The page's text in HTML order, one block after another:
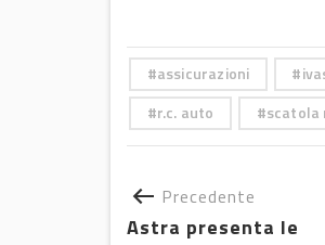
assicurazioni
r.c. auto
scatola
Precedente
Astra presenta le